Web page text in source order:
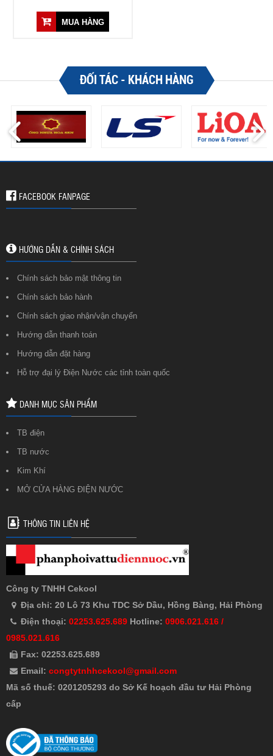
MUA HÀNG
ĐỐI TÁC - KHÁCH HÀNG
FACEBOOK FANPAGE
HƯỚNG DẪN & CHÍNH SÁCH
Chính sách bảo mật thông tin
Chính sách bảo hành
Chính sách giao nhận/vận chuyển
Hướng dẫn thanh toán
Hướng dẫn đặt hàng
Hỗ trợ đại lý Điện Nước các tỉnh toàn quốc
DANH MỤC SẢN PHẨM
TB điện
TB nước
Kim Khí
MỞ CỬA HÀNG ĐIỆN NƯỚC
THÔNG TIN LIÊN HỆ
Công ty TNHH Cekool
Địa chỉ: 20 Lô 73 Khu TDC Sở Dầu, Hồng Bàng, Hải Phòng
Điện thoại: 02253.625.689 Hotline: 0906.021.616 /
0985.021.616
Fax: 02253.625.689
Email: congtytnhhcekool@gmail.com
Mã số thuế: 0201205293 do Sở Kế hoạch đầu tư Hải Phòng
cấp